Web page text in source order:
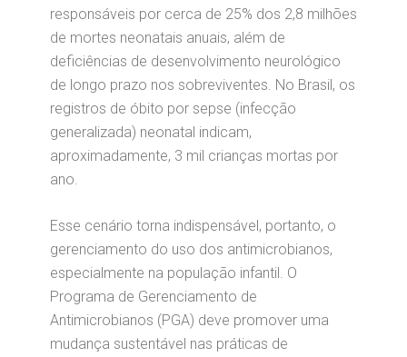
responsáveis por cerca de 25% dos 2,8 milhões
de mortes neonatais anuais, além de
deficiências de desenvolvimento neurológico
de longo prazo nos sobreviventes. No Brasil, os
registros de óbito por sepse (infecção
generalizada) neonatal indicam,
aproximadamente, 3 mil crianças mortas por
ano.
Esse cenário torna indispensável, portanto, o
gerenciamento do uso dos antimicrobianos,
especialmente na população infantil. O
Programa de Gerenciamento de
Antimicrobianos (PGA) deve promover uma
mudança sustentável nas práticas de